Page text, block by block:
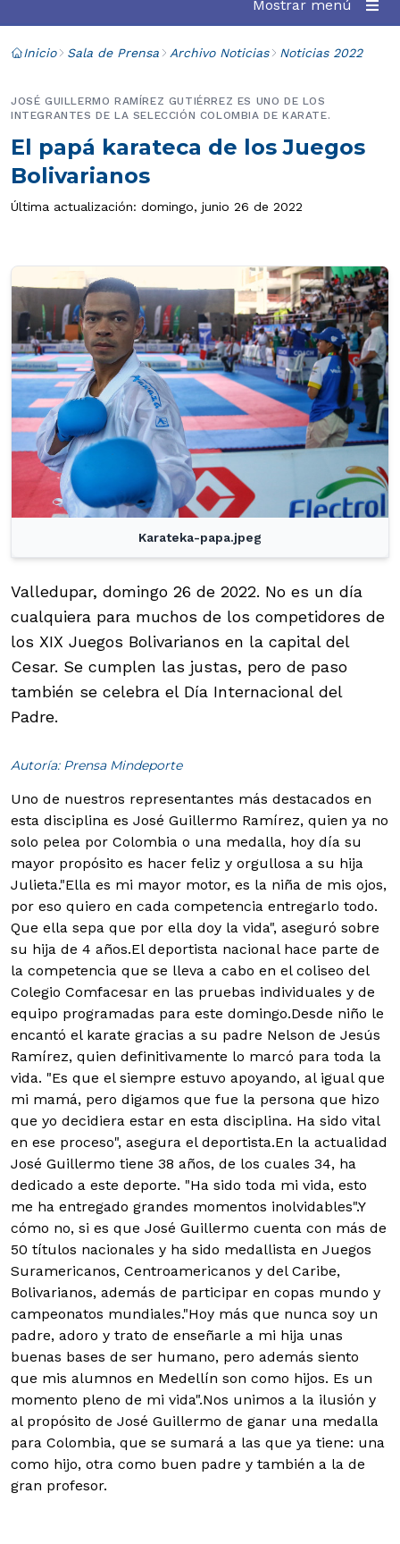
Mostrar menú
Inicio Sala de Prensa Archivo Noticias Noticias 2022
El papá karateca de los Juegos
Bolivarianos
JOSÉ GUILLERMO RAMÍREZ GUTIÉRREZ ES UNO DE LOS
INTEGRANTES DE LA SELECCIÓN COLOMBIA DE KARATE.
Última actualización: domingo, junio 26 de 2022
Karateka-papa.jpeg
Valledupar, domingo 26 de 2022. No es un día
cualquiera para muchos de los competidores de
los XIX Juegos Bolivarianos en la capital del
Cesar. Se cumplen las justas, pero de paso
también se celebra el Día Internacional del
Padre.
Autoría: Prensa Mindeporte
Uno de nuestros representantes más destacados en
esta disciplina es José Guillermo Ramírez, quien ya no
solo pelea por Colombia o una medalla, hoy día su
mayor propósito es hacer feliz y orgullosa a su hija
Julieta."Ella es mi mayor motor, es la niña de mis ojos,
por eso quiero en cada competencia entregarlo todo.
Que ella sepa que por ella doy la vida", aseguró sobre
su hija de 4 años.El deportista nacional hace parte de
la competencia que se lleva a cabo en el coliseo del
Colegio Comfacesar en las pruebas individuales y de
equipo programadas para este domingo.Desde niño le
encantó el karate gracias a su padre Nelson de Jesús
Ramírez, quien definitivamente lo marcó para toda la
vida. "Es que el siempre estuvo apoyando, al igual que
mi mamá, pero digamos que fue la persona que hizo
que yo decidiera estar en esta disciplina. Ha sido vital
en ese proceso", asegura el deportista.En la actualidad
José Guillermo tiene 38 años, de los cuales 34, ha
dedicado a este deporte. "Ha sido toda mi vida, esto
me ha entregado grandes momentos inolvidables".Y
cómo no, si es que José Guillermo cuenta con más de
50 títulos nacionales y ha sido medallista en Juegos
Suramericanos, Centroamericanos y del Caribe,
Bolivarianos, además de participar en copas mundo y
campeonatos mundiales."Hoy más que nunca soy un
padre, adoro y trato de enseñarle a mi hija unas
buenas bases de ser humano, pero además siento
que mis alumnos en Medellín son como hijos. Es un
momento pleno de mi vida".Nos unimos a la ilusión y
al propósito de José Guillermo de ganar una medalla
para Colombia, que se sumará a las que ya tiene: una
como hijo, otra como buen padre y también a la de
gran profesor.